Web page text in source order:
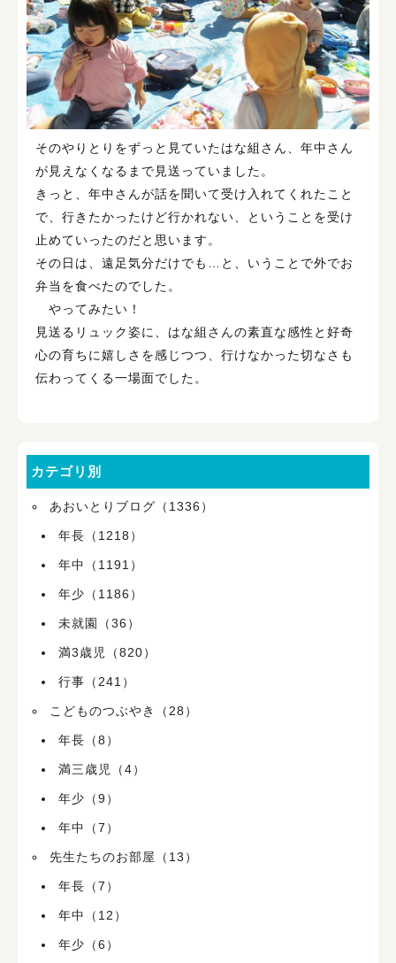
そのやりとりをずっと見ていたはな組さん、年中さん
が見えなくなるまで見送っていました。
きっと、年中さんが話を聞いて受け入れてくれたこと
で、行きたかったけど行かれない、ということを受け
止めていったのだと思います。
その日は、遠足気分だけでも…と、いうことで外でお
弁当を食べたのでした。
やってみたい！
見送るリュック姿に、はな組さんの素直な感性と好奇
心の育ちに嬉しさを感じつつ、行けなかった切なさも
伝わってくる一場面でした。
カテゴリ別
あおいとりブログ（1336）
年長（1218）
年中（1191）
年少（1186）
未就園（36）
満3歳児（820）
行事（241）
こどものつぶやき（28）
年長（8）
満三歳児（4）
年少（9）
年中（7）
先生たちのお部屋（13）
年長（7）
年中（12）
年少（6）